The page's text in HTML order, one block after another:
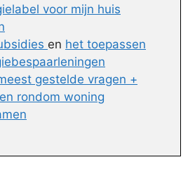
voor mijn huis
en het toepassen
gestelde vragen +
rondom woning